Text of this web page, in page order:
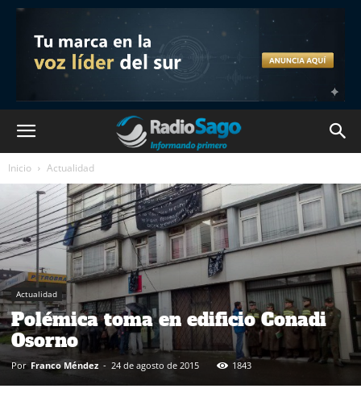
Inicio Actualidad
Actualidad
Polémica toma en edificio Conadi
Osorno
Por Franco Méndez - 24 de agosto de 2015 1843